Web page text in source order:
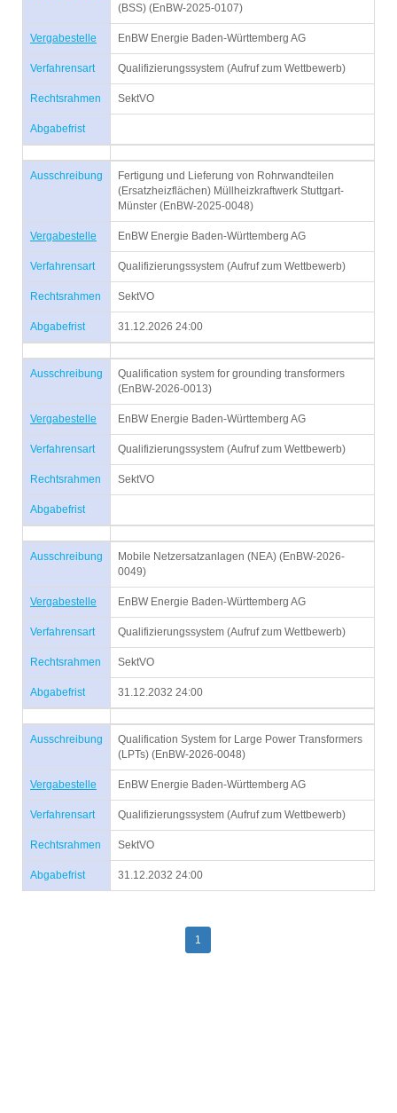
(BSS) (EnBW-2025-0107)
Vergabestelle EnBW Energie Baden-Württemberg AG
Verfahrensart Qualifizierungssystem (Aufruf zum Wettbewerb)
Rechtsrahmen SektVO
Abgabefrist
Ausschreibung
Fertigung und Lieferung von Rohrwandteilen
(Ersatzheizflächen) Müllheizkraftwerk Stuttgart-
Münster (EnBW-2025-0048)
Vergabestelle EnBW Energie Baden-Württemberg AG
Verfahrensart Qualifizierungssystem (Aufruf zum Wettbewerb)
Rechtsrahmen SektVO
Abgabefrist 31.12.2026 24:00
Ausschreibung
Qualification system for grounding transformers
(EnBW-2026-0013)
Vergabestelle EnBW Energie Baden-Württemberg AG
Verfahrensart Qualifizierungssystem (Aufruf zum Wettbewerb)
Rechtsrahmen SektVO
Abgabefrist
Ausschreibung
Mobile Netzersatzanlagen (NEA) (EnBW-2026-
0049)
Vergabestelle EnBW Energie Baden-Württemberg AG
Verfahrensart Qualifizierungssystem (Aufruf zum Wettbewerb)
Rechtsrahmen SektVO
Abgabefrist 31.12.2032 24:00
Ausschreibung
Qualification System for Large Power Transformers
(LPTs) (EnBW-2026-0048)
Vergabestelle EnBW Energie Baden-Württemberg AG
Verfahrensart Qualifizierungssystem (Aufruf zum Wettbewerb)
Rechtsrahmen SektVO
Abgabefrist 31.12.2032 24:00
1